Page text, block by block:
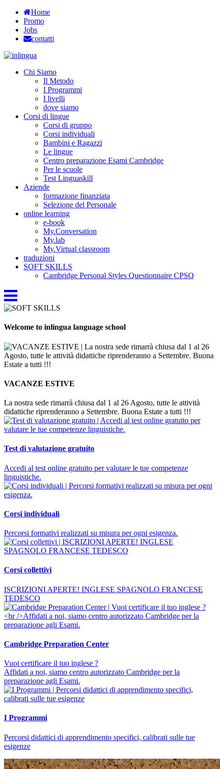
Home
Promo
Jobs
contatti
Chi Siamo
Il Metodo
I Programmi
I livelli
dove siamo
Corsi di lingue
Corsi di gruppo
Corsi individuali
Bambini e Ragazzi
Le lingue
Centro preparazione Esami Cambridge
Per le scuole
Test Linguaskill
Aziende
formazione finanziata
Selezione del Personale
online learning
e-book
My.Conversation
My.lab
My.Virtual classroom
traduzioni
SOFT SKILLS
Cambridge Personal Styles Questionnaire CPSQ
Welcome to inlingua language school
VACANZE ESTIVE
La nostra sede rimarrà chiusa dal 1 al 26 Agosto, tutte le attività
didattiche riprenderanno a Settembre. Buona Estate a tutti !!!
Test di valutazione gratuito
Accedi al test online gratuito per valutare le tue competenze
linguistiche.
Corsi individuali
Percorsi formativi realizzati su misura per ogni esigenza.
Corsi collettivi
ISCRIZIONI APERTE! INGLESE SPAGNOLO FRANCESE
TEDESCO
Cambridge Preparation Center
Vuoi certificare il tuo inglese ?
Affidati a noi, siamo centro autorizzato Cambridge per la
preparazione agli Esami.
I Programmi
Percorsi didattici di apprendimento specifici, calibrati sulle tue
esigenze